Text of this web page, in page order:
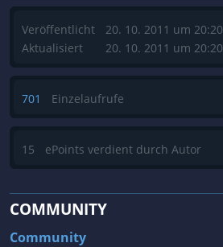
Veröffentlicht
Aktualisiert
20. 10. 2011 um 20:20
20. 10. 2011 um 20:20
701 Einzelaufrufe
15 ePoints verdient durch Autor
COMMUNITY
Community